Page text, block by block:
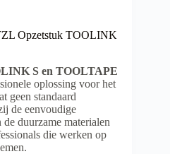
Opzetstuk TOOLINK
S en TOOLTAPE
oplossing voor het
geen standaard
de eenvoudige
duurzame materialen
die werken op